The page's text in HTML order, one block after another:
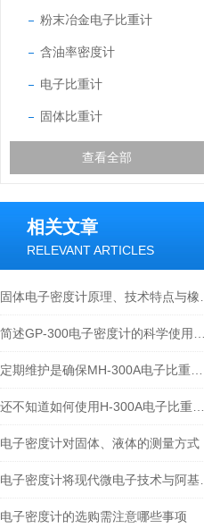
粉末冶金电子比重计
含油率密度计
电子比重计
固体比重计
查看全部
相关文章
RELEVANT ARTICLES
电子密度计对固体、液体的测量方式
电子密度计的选购需注意哪些事项